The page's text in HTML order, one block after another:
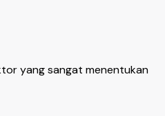
yang sangat menentukan